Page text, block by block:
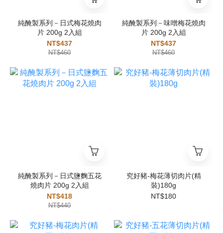
純醃製系列－日式梅花燒肉
片 200g 2入組
NT$437
NT$460
純醃製系列－味噌梅花燒肉
片 200g 2入組
NT$437
NT$460
純醃製系列－日式鹽麴五花
燒肉片 200g 2入組
NT$418
NT$440
究好豬-梅花薄切肉片(精
裝)180g
NT$180